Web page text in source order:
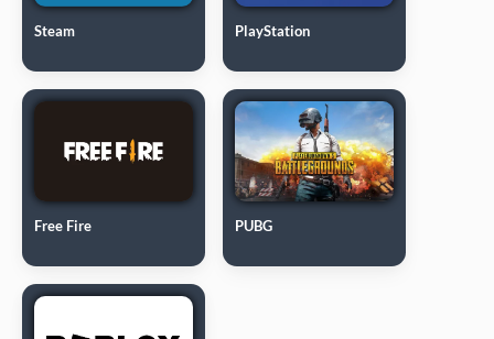
Steam PlayStation
Free Fire PUBG